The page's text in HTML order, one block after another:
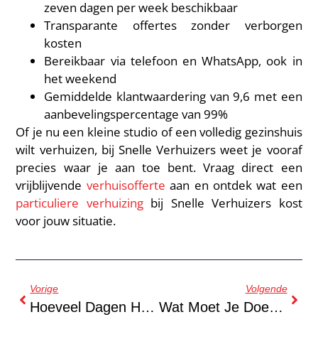
zeven dagen per week beschikbaar
Transparante offertes zonder verborgen
kosten
Bereikbaar via telefoon en WhatsApp, ook in
het weekend
Gemiddelde klantwaardering van 9,6 met een
aanbevelingspercentage van 99%
Of je nu een kleine studio of een volledig gezinshuis
wilt verhuizen, bij Snelle Verhuizers weet je vooraf
precies waar je aan toe bent. Vraag direct een
vrijblijvende verhuisofferte aan en ontdek wat een
particuliere verhuizingbij Snelle Verhuizers kost
voor jouw situatie.
Vorige
Hoeveel Dagen Heb Je Nodig Om Te Verhuizen?
Volgende
Wat Moet Je Doen Met Je Inboedelverzekering Als Je Gaat Verhuizen?